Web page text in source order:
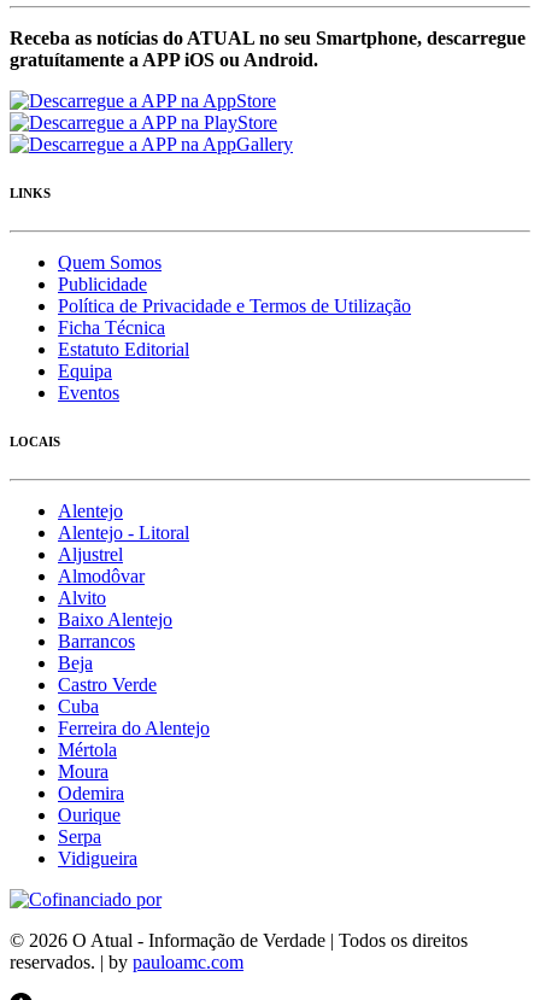
Receba as notícias do ATUAL no seu Smartphone, descarregue
gratuítamente a APP iOS ou Android.
LINKS
Quem Somos
Publicidade
Política de Privacidade e Termos de Utilização
Ficha Técnica
Estatuto Editorial
Equipa
Eventos
LOCAIS
Alentejo
Alentejo - Litoral
Aljustrel
Almodôvar
Alvito
Baixo Alentejo
Barrancos
Beja
Castro Verde
Cuba
Ferreira do Alentejo
Mértola
Moura
Odemira
Ourique
Serpa
Vidigueira
© 2026 O Atual - Informação de Verdade | Todos os direitos
reservados. | by pauloamc.com